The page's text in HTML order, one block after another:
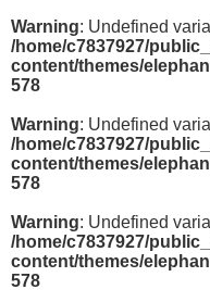
Warning: Undefined
/home/c7837927/
content/themes/
578
Warning: Undefined
/home/c7837927/
content/themes/
578
Warning: Undefined
/home/c7837927/
content/themes/
578